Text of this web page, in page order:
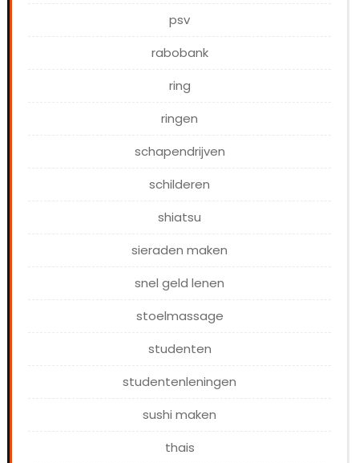
psv
rabobank
ring
ringen
schapendrijven
schilderen
shiatsu
sieraden maken
snel geld lenen
stoelmassage
studenten
studentenleningen
sushi maken
thais